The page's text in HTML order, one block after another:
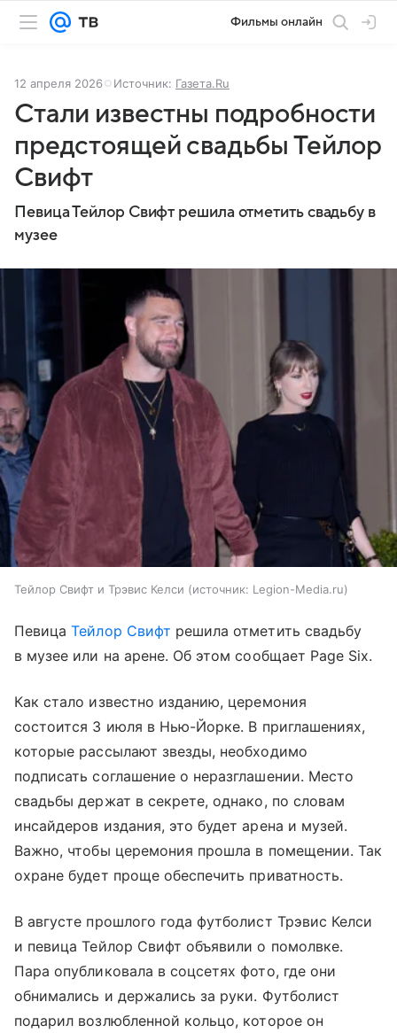
Фильмы онлайн
12 апреля 2026 Источник: Газета.Ru
Стали известны подробности
предстоящей свадьбы Тейлор
Свифт
Певица Тейлор Свифт решила отметить свадьбу в
музее
Тейлор Свифт и Трэвис Келси источник: Legion-Media.ru
ПевицаТейлор Свифт решила отметить свадьбу
в музее или на арене. Об этом сообщает Page Six.
Как стало известно изданию, церемония
состоится 3 июля в Нью-Йорке. В приглашениях,
которые рассылают звезды, необходимо
подписать соглашение о неразглашении. Место
свадьбы держат в секрете, однако, по словам
инсайдеров издания, это будет арена и музей.
Важно, чтобы церемония прошла в помещении. Так
охране будет проще обеспечить приватность.
В августе прошлого года футболист Трэвис Келси
и певица Тейлор Свифт объявили о помолвке.
Пара опубликовала в соцсетях фото, где они
обнимались и держались за руки. Футболист
подарил возлюбленной кольцо, которое он